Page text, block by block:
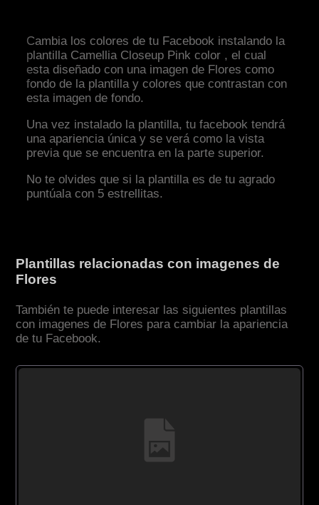
Cambia los colores de tu Facebook instalando la
plantilla Camellia Closeup Pink color , el cual
esta diseñado con una imagen de Flores como
fondo de la plantilla y colores que contrastan con
esta imagen de fondo.
Una vez instalado la plantilla, tu facebook tendrá
una apariencia única y se verá como la vista
previa que se encuentra en la parte superior.
No te olvides que si la plantilla es de tu agrado
puntúala con 5 estrellitas.
Plantillas relacionadas con imagenes de
Flores
También te puede interesar las siguientes plantillas
con imagenes de Flores para cambiar la apariencia
de tu Facebook.